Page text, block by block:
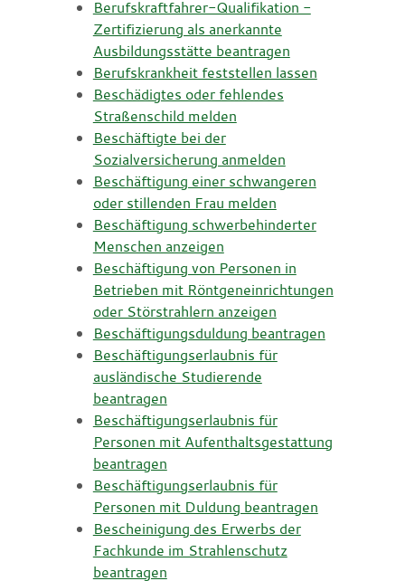
Berufskraftfahrer-Qualifikation -
Zertifizierung als anerkannte
Ausbildungsstätte beantragen
Berufskrankheit feststellen lassen
Beschädigtes oder fehlendes
Straßenschild melden
Beschäftigte bei der
Sozialversicherung anmelden
Beschäftigung einer schwangeren
oder stillenden Frau melden
Beschäftigung schwerbehinderter
Menschen anzeigen
Beschäftigung von Personen in
Betrieben mit Röntgeneinrichtungen
oder Störstrahlern anzeigen
Beschäftigungsduldung beantragen
Beschäftigungserlaubnis für
ausländische Studierende
beantragen
Beschäftigungserlaubnis für
Personen mit Aufenthaltsgestattung
beantragen
Beschäftigungserlaubnis für
Personen mit Duldung beantragen
Bescheinigung des Erwerbs der
Fachkunde im Strahlenschutz
beantragen